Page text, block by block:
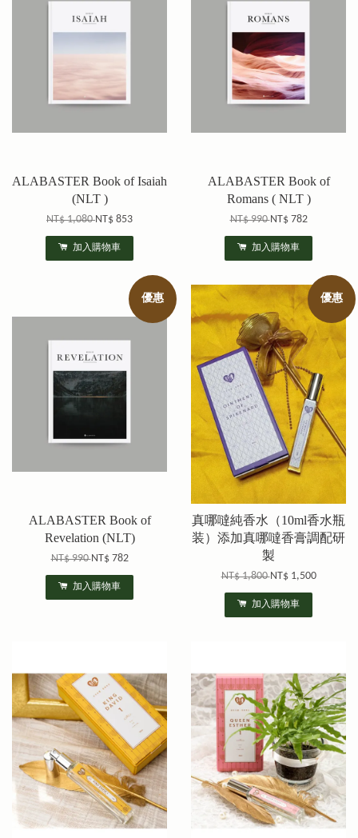
ALABASTER Book of Isaiah
(NLT )
NT$ 1,080NT$ 853
加入購物車
ALABASTER Book of
Romans ( NLT )
NT$ 990NT$ 782
加入購物車
優惠
ALABASTER Book of
Revelation (NLT)
NT$ 990NT$ 782
加入購物車
優惠
真哪噠純香水（10ml香水瓶
装）添加真哪噠香膏調配研
製
NT$ 1,800NT$ 1,500
加入購物車